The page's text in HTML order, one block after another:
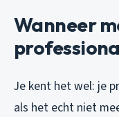
Wanneer
Je kent het wel: je
als het echt niet